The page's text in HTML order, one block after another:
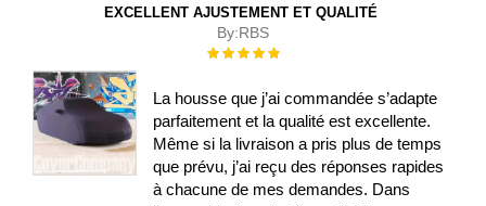
EXCELLENT AJUSTEMENT ET QUALITÉ
By:RBS
Évaluation :
La housse que j’ai commandée s’adapte
parfaitement et la qualité est excellente.
Même si la livraison a pris plus de temps
que prévu, j’ai reçu des réponses rapides
à chacune de mes demandes. Dans